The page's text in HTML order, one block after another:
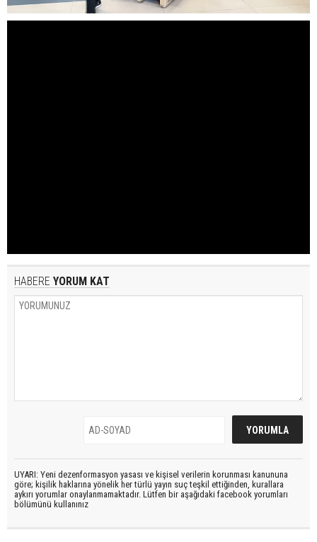
HABERE YORUM KAT
UYARI: Yeni dezenformasyon yasası ve kişisel verilerin korunması kanununa
göre; kişilik haklarına yönelik her türlü yayın suç teşkil ettiğinden, kurallara
aykırı yorumlar onaylanmamaktadır. Lütfen bir aşağıdaki facebook yorumları
bölümünü kullanınız